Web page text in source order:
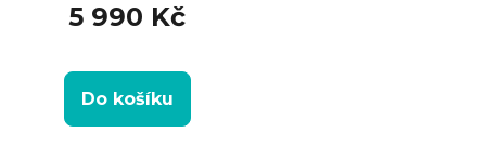
5 990 Kč
Do košíku